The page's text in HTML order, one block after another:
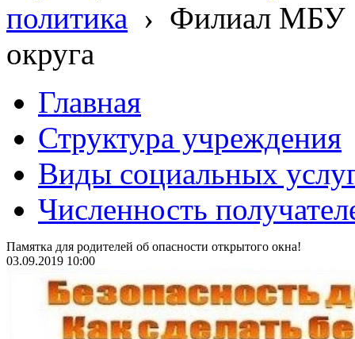
политика › Филиал МБУ
округа
Главная
Структура учреждения
Виды социальных
Численность
Памятка для родителей об опасности открытого окна!
03.09.2019 10:00